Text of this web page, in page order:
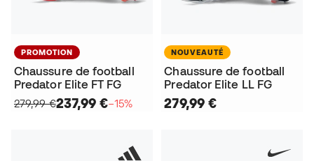
PROMOTION
Chaussure de football
Predator Elite FT FG
279,99 €237,99 €−15%
NOUVEAUTÉ
Chaussure de football
Predator Elite LL FG
279,99 €